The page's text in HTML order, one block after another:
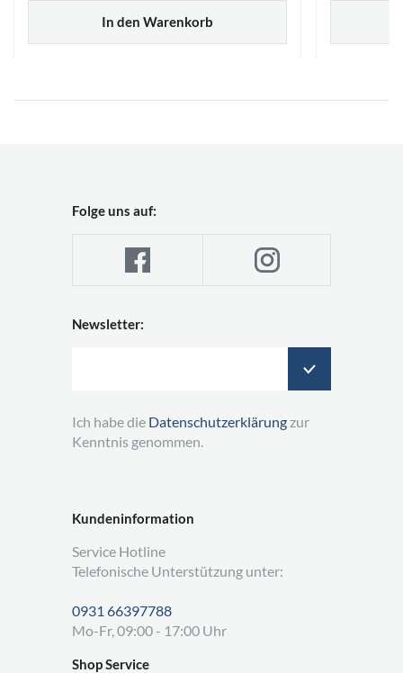
In den Warenkorb
Kundeninformation
Service Hotline
Telefonische Unterstützung unter:
0931 66397788
Mo-Fr, 09:00 - 17:00 Uhr
Shop Service
Folge uns auf:
Newsletter:
Ich habe die Datenschutzerklärung zur
Kenntnis genommen.